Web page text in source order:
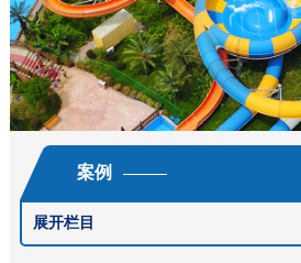
案例
展开栏目